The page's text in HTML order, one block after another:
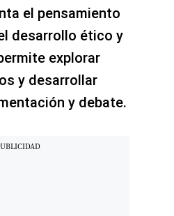
el pensamiento
desarrollo ético y
explorar
y desarrollar
y debate.